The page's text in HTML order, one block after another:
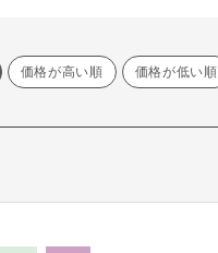
価格が高い順 価格が低い順